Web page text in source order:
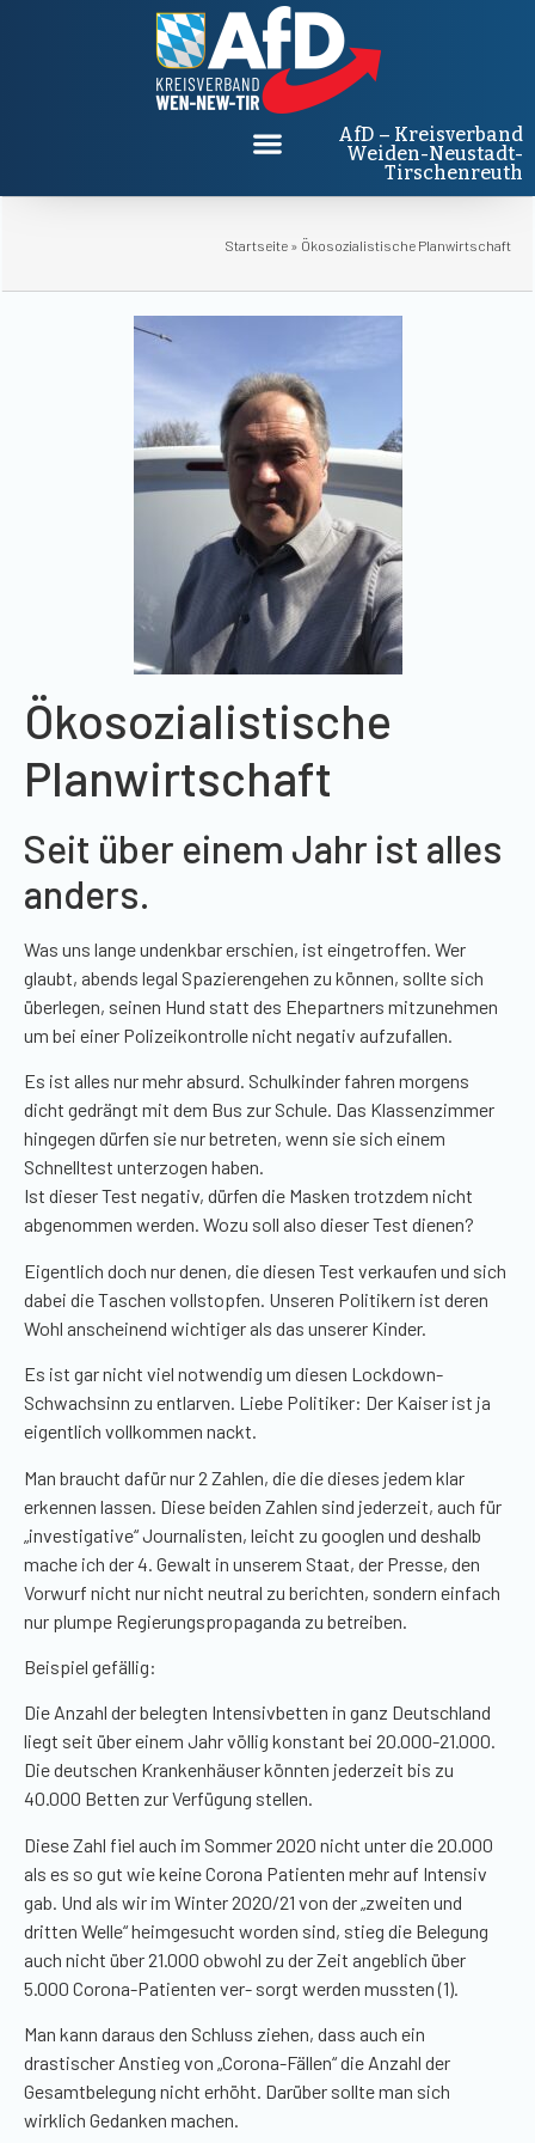
AfD – Kreisverband
Weiden-Neustadt-
Tirschenreuth
Startseite » Ökosozialistische Planwirtschaft
Ökosozialistische
Planwirtschaft
Seit über einem Jahr ist alles
anders.
Was uns lange undenkbar erschien, ist eingetroffen. Wer
glaubt, abends legal Spazierengehen zu können, sollte sich
überlegen, seinen Hund statt des Ehepartners mitzunehmen
um bei einer Polizeikontrolle nicht negativ aufzufallen.
Es ist alles nur mehr absurd. Schulkinder fahren morgens
dicht gedrängt mit dem Bus zur Schule. Das Klassenzimmer
hingegen dürfen sie nur betreten, wenn sie sich einem
Schnelltest unterzogen haben.
Ist dieser Test negativ, dürfen die Masken trotzdem nicht
abgenommen werden. Wozu soll also dieser Test dienen?
Eigentlich doch nur denen, die diesen Test verkaufen und sich
dabei die Taschen vollstopfen. Unseren Politikern ist deren
Wohl anscheinend wichtiger als das unserer Kinder.
Es ist gar nicht viel notwendig um diesen Lockdown-
Schwachsinn zu entlarven. Liebe Politiker: Der Kaiser ist ja
eigentlich vollkommen nackt.
Man braucht dafür nur 2 Zahlen, die die dieses jedem klar
erkennen lassen. Diese beiden Zahlen sind jederzeit, auch für
„investigative“ Journalisten, leicht zu googlen und deshalb
mache ich der 4. Gewalt in unserem Staat, der Presse, den
Vorwurf nicht nur nicht neutral zu berichten, sondern einfach
nur plumpe Regierungspropaganda zu betreiben.
Beispiel gefällig:
Die Anzahl der belegten Intensivbetten in ganz Deutschland
liegt seit über einem Jahr völlig konstant bei 20.000-21.000.
Die deutschen Krankenhäuser könnten jederzeit bis zu
40.000 Betten zur Verfügung stellen.
Diese Zahl fiel auch im Sommer 2020 nicht unter die 20.000
als es so gut wie keine Corona Patienten mehr auf Intensiv
gab. Und als wir im Winter 2020/21 von der „zweiten und
dritten Welle“ heimgesucht worden sind, stieg die Belegung
auch nicht über 21.000 obwohl zu der Zeit angeblich über
5.000 Corona-Patienten ver- sorgt werden mussten (1).
Man kann daraus den Schluss ziehen, dass auch ein
drastischer Anstieg von „Corona-Fällen“ die Anzahl der
Gesamtbelegung nicht erhöht. Darüber sollte man sich
wirklich Gedanken machen.